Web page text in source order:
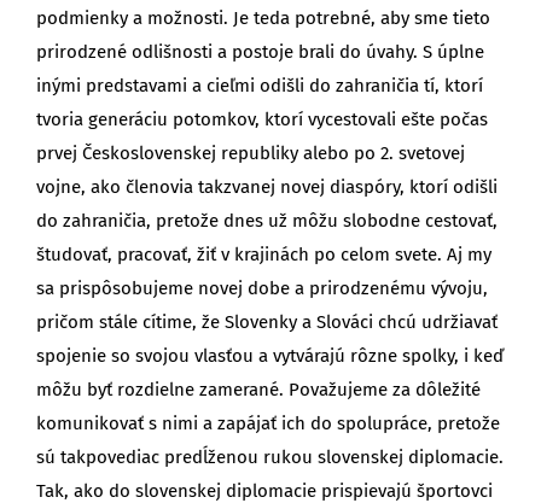
podmienky a možnosti. Je teda potrebné, aby sme tieto
prirodzené odlišnosti a postoje brali do úvahy. S úplne
inými predstavami a cieľmi odišli do zahraničia tí, ktorí
tvoria generáciu potomkov, ktorí vycestovali ešte počas
prvej Československej republiky alebo po 2. svetovej
vojne, ako členovia takzvanej novej diaspóry, ktorí odišli
do zahraničia, pretože dnes už môžu slobodne cestovať,
študovať, pracovať, žiť v krajinách po celom svete. Aj my
sa prispôsobujeme novej dobe a prirodzenému vývoju,
pričom stále cítime, že Slovenky a Slováci chcú udržiavať
spojenie so svojou vlasťou a vytvárajú rôzne spolky, i keď
môžu byť rozdielne zamerané. Považujeme za dôležité
komunikovať s nimi a zapájať ich do spolupráce, pretože
sú takpovediac predĺženou rukou slovenskej diplomacie.
Tak, ako do slovenskej diplomacie prispievajú športovci